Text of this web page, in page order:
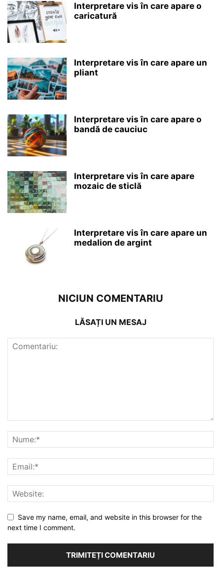
Interpretare vis în care apare o
caricatură
Interpretare vis în care apare un
pliant
Interpretare vis în care apare o
bandă de cauciuc
Interpretare vis în care apare
mozaic de sticlă
Interpretare vis în care apare un
medalion de argint
NICIUN COMENTARIU
LĂSAȚI UN MESAJ
Save my name, email, and website in this browser for the
next time I comment.